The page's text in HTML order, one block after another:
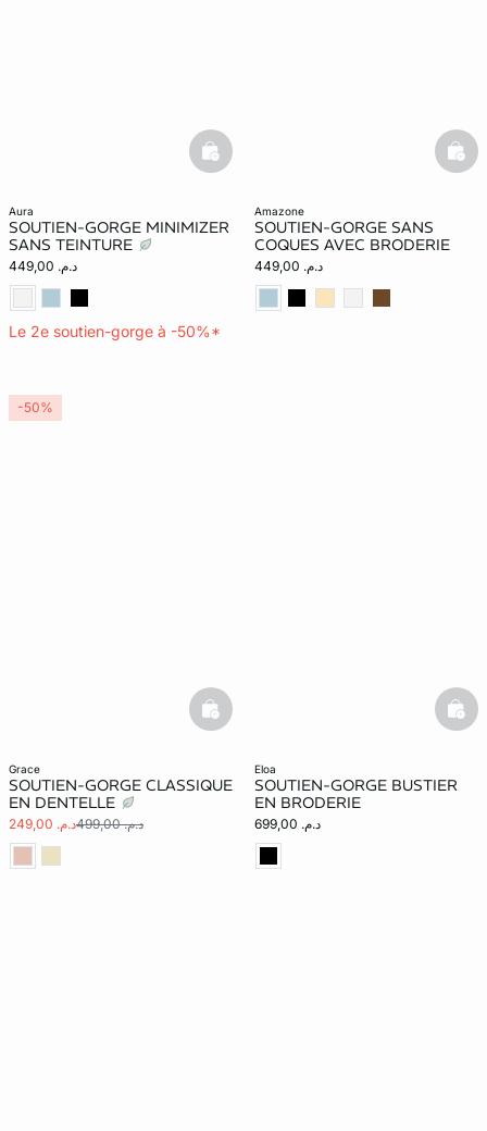
aura
SOUTIEN-GORGE MINIMIZER
SANS TEINTURE
د.م. 449,00
Le 2e soutien-gorge à -50%*
basketfull
amazone
SOUTIEN-GORGE SANS
COQUES AVEC BRODERIE
د.م. 449,00
grace
SOUTIEN-GORGE CLASSIQUE
EN DENTELLE
د.م. 249,00 د.م. 499,00
basketfull
-50%
eloa
SOUTIEN-GORGE BUSTIER
EN BRODERIE
د.م. 699,00